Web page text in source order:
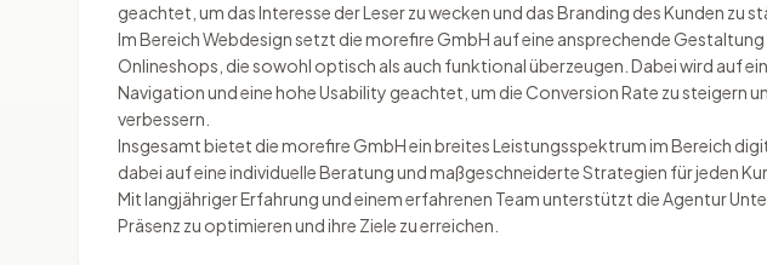
geachtet, um das Interesse der Leser zu wecken und das Branding des Kunden zu
Im Bereich Webdesign setzt die morefire GmbH auf eine ansprechende
Onlineshops, die sowohl optisch als auch funktional überzeugen. Dabei wird auf
Navigation und eine hohe Usability geachtet, um die Conversion Rate zu steigern
verbessern.
Insgesamt bietet die morefire GmbH ein breites Leistungsspektrum im Bereich
dabei auf eine individuelle Beratung und maßgeschneiderte Strategien für jeden
Mit langjähriger Erfahrung und einem erfahrenen Team unterstützt die Agentur
Präsenz zu optimieren und ihre Ziele zu erreichen.